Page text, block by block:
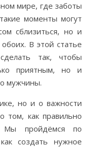
мире, где заботы
моменты могут
сблизиться, но и
В этой статье
так, чтобы
приятным, но и
мужчины.
но и о важности
том, как правильно
Мы пройдёмся по
создать нужное